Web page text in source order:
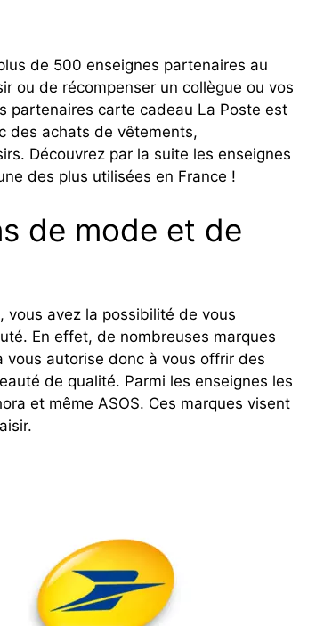
de 500 enseignes partenaires au
ou de récompenser un collègue ou vos
partenaires carte cadeau La Poste est
des achats de vêtements,
Découvrez par la suite les enseignes
des plus utilisées en France !
de mode et de
vous avez la possibilité de vous
En effet, de nombreuses marques
vous autorise donc à vous offrir des
de qualité. Parmi les enseignes les
et même ASOS. Ces marques visent